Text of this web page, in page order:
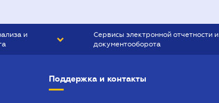
и
Сервисы электронной отчетности и
документооборота
Поддержка и контакты